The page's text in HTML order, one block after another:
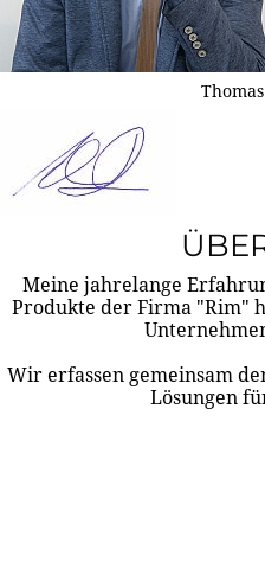
Meine jahrelange
Produkte der Firma "Rim"
Wir erfassen gemeinsam
Lösungen